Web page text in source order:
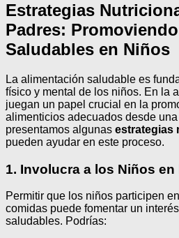
Estrategias
Padres:
Saludables en Niños
La alimentación saludable es
físico y mental de los niños. En la
juegan un papel crucial en la
alimenticios adecuados desde
presentamos algunas estrategias
pueden ayudar en este proceso.
1. Involucra a los Niños en
Permitir que los niños participen
comidas puede fomentar un
saludables. Podrías: